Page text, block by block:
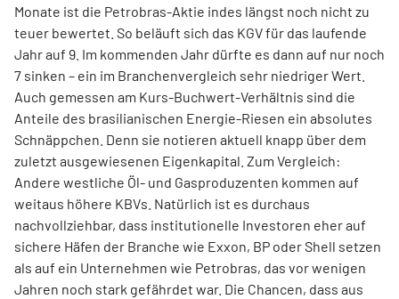
Monate ist die Petrobras-Aktie indes längst noch nicht zu
teuer bewertet. So beläuft sich das KGV für das laufende
Jahr auf 9. Im kommenden Jahr dürfte es dann auf nur noch
7 sinken – ein im Branchenvergleich sehr niedriger Wert.
Auch gemessen am Kurs-Buchwert-Verhältnis sind die
Anteile des brasilianischen Energie-Riesen ein absolutes
Schnäppchen. Denn sie notieren aktuell knapp über dem
zuletzt ausgewiesenen Eigenkapital. Zum Vergleich:
Andere westliche Öl- und Gasproduzenten kommen auf
weitaus höhere KBVs. Natürlich ist es durchaus
nachvollziehbar, dass institutionelle Investoren eher auf
sichere Häfen der Branche wie Exxon, BP oder Shell setzen
als auf ein Unternehmen wie Petrobras, das vor wenigen
Jahren noch stark gefährdet war. Die Chancen, dass aus